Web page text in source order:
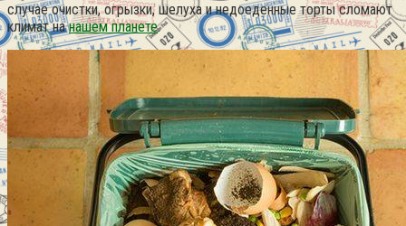
случае очистки, огрызки, шелуха и недоеденные торты сломают
климат нанашем планете.